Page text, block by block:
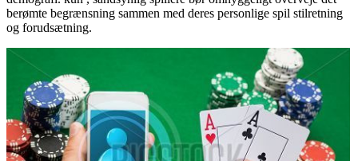
berømte begrænsning sammen med deres personlige spil stilretning
og forudsætning.